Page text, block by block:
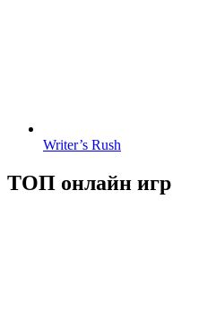
Writer’s Rush
ТОП онлайн игр